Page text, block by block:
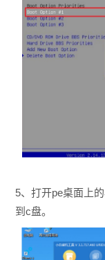
5、打开pe桌面上
到c盘。